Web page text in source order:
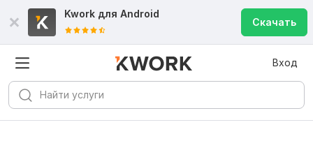
Kwork для Android
Скачать
Вход